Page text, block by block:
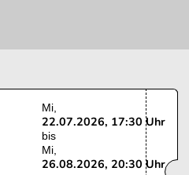
Mi
22.07.2026, 17:30 Uhr
bis
Mi
26.08.2026, 20:30 Uhr